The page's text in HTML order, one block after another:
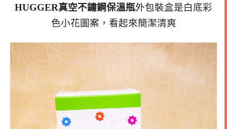
HUGGER真空不鏽鋼保溫瓶外包裝盒是白底彩
色小花圖案，看起來簡潔清爽